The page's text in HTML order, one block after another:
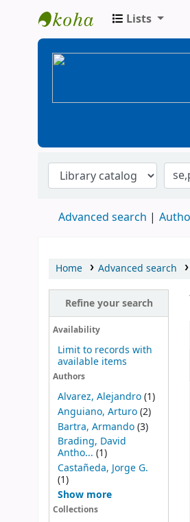
BiblioGTQ
Lists
Advanced search
Home Advanced search
Refine your search
Availability
Limit to records with
available items
Authors
Alvarez, Alejandro(1)
Anguiano, Arturo(2)
Bartra, Armando(3)
Brading, David
Antho... (1)
Castañeda, Jorge G.
(1)
Show more
Collections